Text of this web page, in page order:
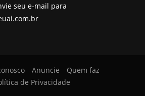
seu e-mail para
Anuncie
Quem faz
de Privacidade